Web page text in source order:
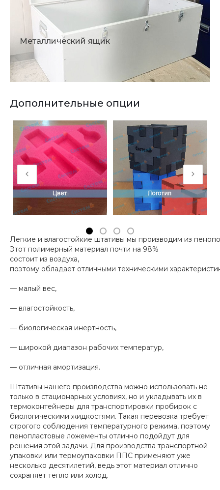
Металлический ящик
Дополнительные опции
Легкие и влагостойкие штативы мы производим из
Этот полимерный материал почти на 98%
состоит из воздуха,
поэтому обладает отличными техническими
— малый вес,
— влагостойкость,
— биологическая инертность,
— широкой диапазон рабочих температур,
— отличная амортизация.
Штативы нашего производства можно использовать не
только в стационарных условиях, но и укладывать их в
термоконтейнеры для транспортировки пробирок с
биологическими жидкостями. Такая перевозка требует
строгого соблюдения температурного режима, поэтому
пенопластовые ложементы отлично подойдут для
решения этой задачи. Для производства транспортной
упаковки или термоупаковки ППС применяют уже
несколько десятилетий, ведь этот материал отлично
сохраняет тепло или холод.